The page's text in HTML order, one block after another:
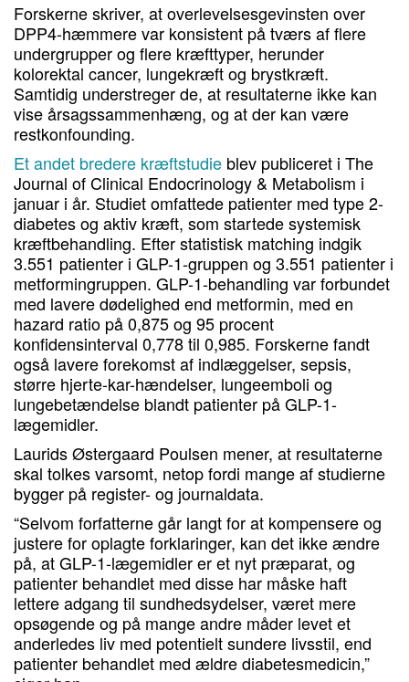
Forskerne skriver, at overlevelsesgevinsten over
DPP4-hæmmere var konsistent på tværs af flere
undergrupper og flere kræfttyper, herunder
kolorektal cancer, lungekræft og brystkræft.
Samtidig understreger de, at resultaterne ikke kan
vise årsagssammenhæng, og at der kan være
restkonfounding.
Et andet bredere kræftstudie blev publiceret i The
Journal of Clinical Endocrinology & Metabolism i
januar i år. Studiet omfattede patienter med type 2-
diabetes og aktiv kræft, som startede systemisk
kræftbehandling. Efter statistisk matching indgik
3.551 patienter i GLP-1-gruppen og 3.551 patienter i
metformingruppen. GLP-1-behandling var forbundet
med lavere dødelighed end metformin, med en
hazard ratio på 0,875 og 95 procent
konfidensinterval 0,778 til 0,985. Forskerne fandt
også lavere forekomst af indlæggelser, sepsis,
større hjerte-kar-hændelser, lungeemboli og
lungebetændelse blandt patienter på GLP-1-
lægemidler.
Laurids Østergaard Poulsen mener, at resultaterne
skal tolkes varsomt, netop fordi mange af studierne
bygger på register- og journaldata.
“Selvom forfatterne går langt for at kompensere og
justere for oplagte forklaringer, kan det ikke ændre
på, at GLP-1-lægemidler er et nyt præparat, og
patienter behandlet med disse har måske haft
lettere adgang til sundhedsydelser, været mere
opsøgende og på mange andre måder levet et
anderledes liv med potentielt sundere livsstil, end
patienter behandlet med ældre diabetesmedicin,”